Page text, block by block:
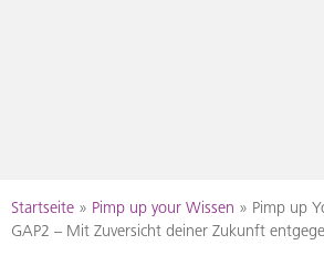
to
Startseite » Pimp up your Wissen » Pimp up
GAP2 – Mit Zuversicht deiner Zukunft